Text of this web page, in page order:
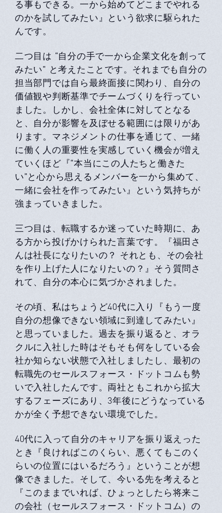
る事もできる。一から始めてどこまでやれる
のかを試してみたい』という欲求に駆られた
んです。
二つ目は “自分の手で一から企業文化を創って
みたい” と考えたことです。それまでも自分の
担当部門では自ら最終面接に関わり、自分の
価値観や判断基準でチームづくりを行ってい
ました。しかし、会社全体に対してとなる
と、自分が影響を及ぼせる範囲には限りがあ
ります。マネジメントの仕事を通じて、一緒
に働く人の重要性を実感していく機会が増え
ていくほど『“本当にこの人たちと働きた
い”と心から思えるメンバーを一から集めて、
一緒に会社を作ってみたい』という気持ちが
強まっていきました。
三つ目は、転職するか迷っていた時期に、あ
る方から投げかけられた言葉です。『福田さ
んは社長になりたいの？ それとも、その会社
を作り上げた人になりたいの？』そう質問さ
れて、自分の本心に気づかされました。
その頃、私はちょうど40代に入り『もう一度
自分の想像できない領域に到達してみたい』
と思っていました。過去を振り返ると、オラ
クルに入社した時はそもそも何をしている会
社か知らない状態で入社しましたし、最初の
転職先のセールスフォース・ドットコムも勢
いで入社したんです。両社ともこれから拡大
するフェーズにあり、3年後にどうなっている
かが全く予想できない環境でした。
40代に入って自分のキャリアを振り返えった
とき『良ければこのくらい、悪くてもこのく
らいの位置にはいるだろう』ということが想
像できました。そして、今いる先を考えると
『このままでいれば、ひょっとしたら将来こ
の会社（セールスフォース・ドットコム）の